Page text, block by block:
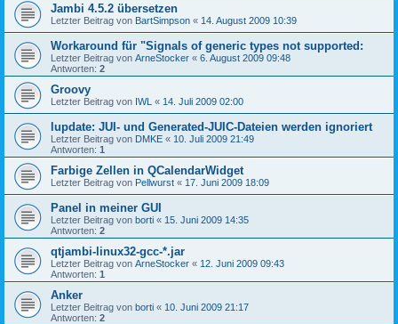
Jambi 4.5.2 übersetzen
Letzter Beitrag von BartSimpson « 14. August 2009 10:39
Workaround für "Signals of generic types not supported:
Letzter Beitrag von ArneStocker « 6. August 2009 09:48
Antworten: 2
Groovy
Letzter Beitrag von IWL « 14. Juli 2009 02:00
lupdate: JUI- und Generated-JUIC-Dateien werden ignoriert
Letzter Beitrag von DMKE « 10. Juli 2009 21:49
Antworten: 1
Farbige Zellen in QCalendarWidget
Letzter Beitrag von Pellwurst « 17. Juni 2009 18:09
Panel in meiner GUI
Letzter Beitrag von borti « 15. Juni 2009 14:35
Antworten: 2
qtjambi-linux32-gcc-*.jar
Letzter Beitrag von ArneStocker « 12. Juni 2009 09:43
Antworten: 1
Anker
Letzter Beitrag von borti « 10. Juni 2009 21:17
Antworten: 2